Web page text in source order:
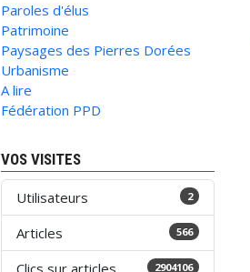
Paroles d'élus
Patrimoine
Paysages des Pierres Dorées
Urbanisme
A lire
Fédération PPD
VOS VISITES
Utilisateurs 2
Articles 566
Clics sur articles 2904106